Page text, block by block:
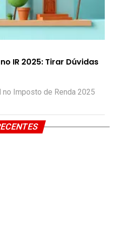
IR 2025: Tirar Dúvidas
Imposto de Renda 2025